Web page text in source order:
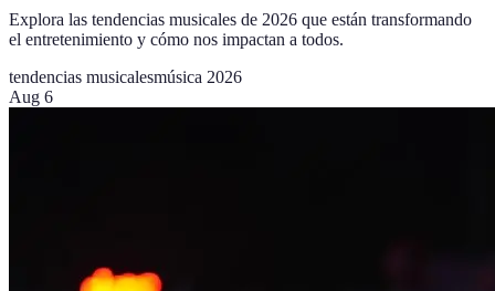
Explora las tendencias musicales de 2026 que están transformando
el entretenimiento y cómo nos impactan a todos.
tendencias musicalesmúsica 2026
Aug 6